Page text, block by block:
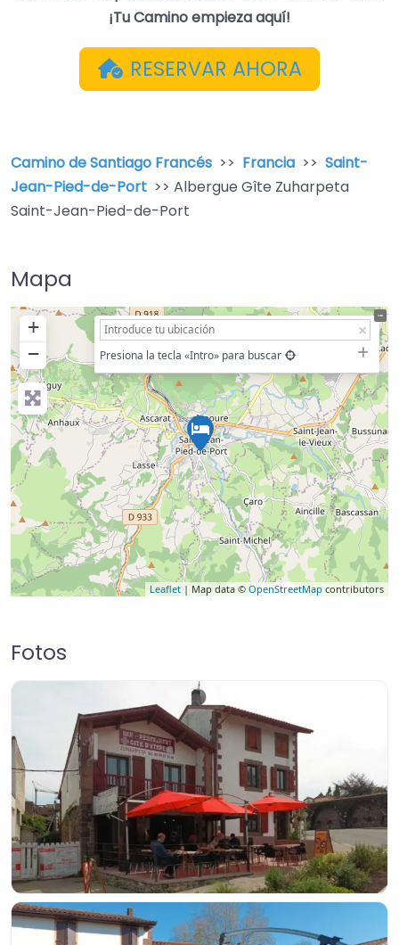
¡Tu Camino empieza aquí!
RESERVAR AHORA
Camino de Santiago Francés >> Francia >> Saint-
Jean-Pied-de-Port >> Albergue Gîte Zuharpeta
Saint-Jean-Pied-de-Port
Mapa
+
−
Presiona la tecla «Intro» para buscar
Leaflet| Map data © OpenStreetMap contributors
Fotos